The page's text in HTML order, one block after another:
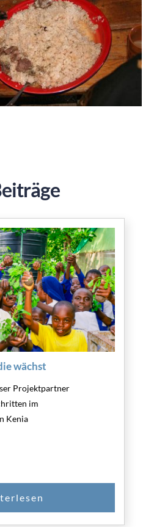
wächst
Projektpartner
im
Kenia